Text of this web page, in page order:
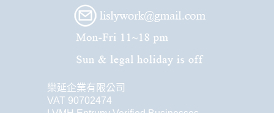
樂延企業有限公司
VAT 90702474